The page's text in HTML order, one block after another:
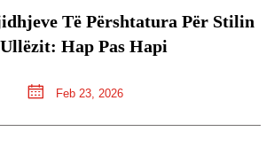
Të Përshtatura Për Stilin
Hap Pas Hapi
Feb 23, 2026